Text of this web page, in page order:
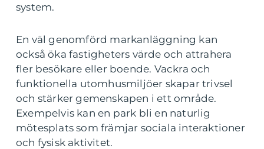
system.
En väl genomförd markanläggning kan
också öka fastigheters värde och attrahera
fler besökare eller boende. Vackra och
funktionella utomhusmiljöer skapar trivsel
och stärker gemenskapen i ett område.
Exempelvis kan en park bli en naturlig
mötesplats som främjar sociala interaktioner
och fysisk aktivitet.